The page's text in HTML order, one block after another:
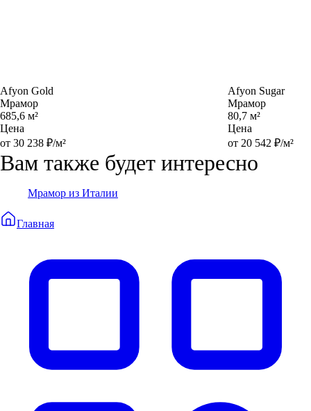
Afyon Gold
Мрамор
685,6 м²
Цена
от 30 238 ₽/м²
Afyon Sugar
Мрамор
80,7 м²
Цена
от 20 542 ₽/м²
Вам также будет интересно
Мрамор из Италии
Главная